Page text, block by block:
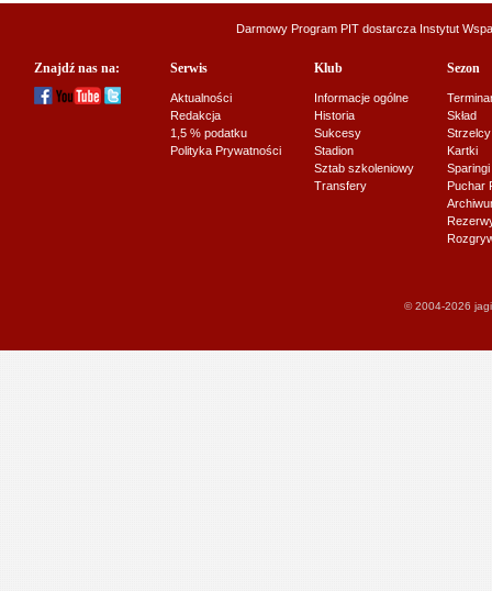
Darmowy Program PIT dostarcza Instytut
Znajdź nas na: Serwis
Aktualności
Redakcja
1,5 % podatku
Polityka Prywatności
Klub
Informacje ogólne
Historia
Sukcesy
Stadion
Sztab szkoleniowy
Transfery
Sezon
Skład
Strzelcy
Kartki
Sparingi
Puchar
© 2004-2026